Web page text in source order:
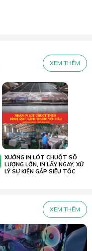
XEM THÊM
XƯỞNG IN LÓT CHUỘT SỐ
LƯỢNG LỚN, IN LẤY NGAY, XỬ
LÝ SỰ KIẾN GẤP SIÊU TỐC
XEM THÊM